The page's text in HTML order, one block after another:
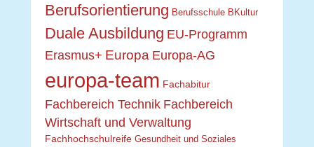
Berufsorientierung Berufsschule BKultur
Duale Ausbildung EU-Programm
Erasmus+ Europa Europa-AG
europa-team Fachabitur
Fachbereich Technik Fachbereich
Wirtschaft und Verwaltung
Fachhochschulreife Gesundheit und Soziales